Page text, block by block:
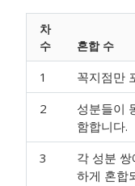
차
수
혼합 수
1
꼭지점만
2
성분들이
함합니다.
3
각 성분
하게 혼합